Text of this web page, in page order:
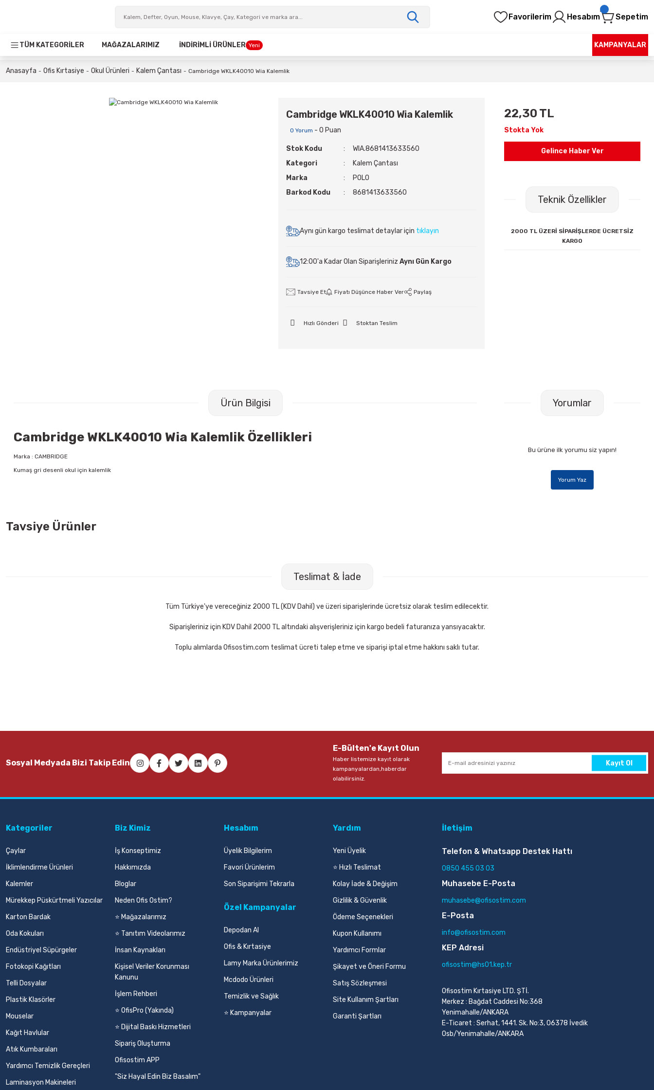
Favorilerim Hesabım Sepetim
TÜM KATEGORİLER MAĞAZALARIMIZ İNDİRİMLİ ÜRÜNLER Yeni KAMPANYALAR
Anasayfa Ofis Kırtasiye Okul Ürünleri Kalem Çantası Cambridge WKLK40010 Wia Kalemlik
Cambridge WKLK40010 Wia Kalemlik
0 Yorum - 0 Puan
Stok Kodu
WIA.8681413633560
Kategori
Kalem Çantası
Marka
POLO
Barkod Kodu
8681413633560
Aynı gün kargo teslimat detaylar için tıklayın
12:00'a Kadar Olan Siparişleriniz Aynı Gün Kargo
Tavsiye Et Fiyatı Düşünce Haber Ver Paylaş
Hızlı Gönderi Stoktan Teslim
22,30 TL
Stokta Yok
Gelince Haber Ver
Teknik Özellikler
2000 TL ÜZERİ SİPARİŞLERDE ÜCRETSİZ
KARGO
Ürün Bilgisi
Cambridge WKLK40010 Wia Kalemlik Özellikleri
Marka : CAMBRIDGE
Kumaş gri desenli okul için kalemlik
Yorumlar
Bu ürüne ilk yorumu siz yapın!
Yorum Yaz
Tavsiye Ürünler
Sepete Ekle
Sepete Ekle
Teslimat & İade
Tüm Türkiye'ye vereceğiniz 2000 TL (KDV Dahil) ve üzeri siparişlerinde ücretsiz olarak teslim edilecektir.
Siparişleriniz için KDV Dahil 2000 TL altındaki alışverişleriniz için kargo bedeli faturanıza yansıyacaktır.
Toplu alımlarda Ofisostim.com teslimat ücreti talep etme ve siparişi iptal etme hakkını saklı tutar.
Sosyal Medyada Bizi Takip Edin
E-Bülten'e Kayıt Olun
Haber listemize kayıt olarak
kampanyalardan,haberdar
olabilirsiniz.
Kayıt Ol
Kategoriler
Çaylar
İklimlendirme Ürünleri
Kalemler
Mürekkep Püskürtmeli Yazıcılar
Karton Bardak
Oda Kokuları
Endüstriyel Süpürgeler
Fotokopi Kağıtları
Telli Dosyalar
Plastik Klasörler
Mouselar
Kağıt Havlular
Atık Kumbaraları
Yardımcı Temizlik Gereçleri
Laminasyon Makineleri
Biz Kimiz
İş Konseptimiz
Hakkımızda
Bloglar
Neden Ofis Ostim?
⭐ Mağazalarımız
⭐ Tanıtım Videolarımız
İnsan Kaynakları
Kişisel Veriler Korunması
Kanunu
İşlem Rehberi
⭐ OfisPro (Yakında)
⭐ Dijital Baskı Hizmetleri
Sipariş Oluşturma
Ofisostim APP
"Siz Hayal Edin Biz Basalım"
Hesabım
Üyelik Bilgilerim
Favori Ürünlerim
Son Siparişimi Tekrarla
Özel Kampanyalar
Depodan Al
Ofis & Kırtasiye
Lamy Marka Ürünlerimiz
Mcdodo Ürünleri
Temizlik ve Sağlık
⭐ Kampanyalar
Yardım
Yeni Üyelik
⭐ Hızlı Teslimat
Kolay İade & Değişim
Gizlilik & Güvenlik
Ödeme Seçenekleri
Kupon Kullanımı
Yardımcı Formlar
Şikayet ve Öneri Formu
Satış Sözleşmesi
Site Kullanım Şartları
Garanti Şartları
İletişim
Telefon & Whatsapp Destek Hattı
0850 455 03 03
Muhasebe E-Posta
muhasebe@ofisostim.com
E-Posta
info@ofisostim.com
KEP Adresi
ofisostim@hs01.kep.tr
Ofisostim Kırtasiye LTD. ŞTİ.
Merkez : Bağdat Caddesi No:368
Yenimahalle/ANKARA
E-Ticaret : Serhat, 1441. Sk. No:3, 06378 İvedik
Osb/Yenimahalle/ANKARA